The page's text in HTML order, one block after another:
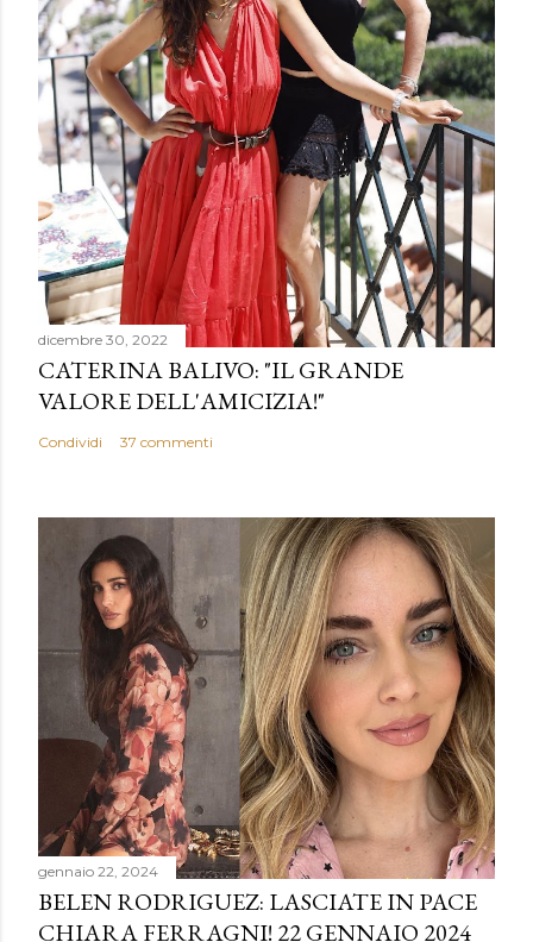
dicembre 30, 2022
CATERINA BALIVO: "IL GRANDE
VALORE DELL'AMICIZIA!"
Condividi 37 commenti
gennaio 22, 2024
BELEN RODRIGUEZ: LASCIATE IN PACE
CHIARA FERRAGNI! 22 GENNAIO 2024